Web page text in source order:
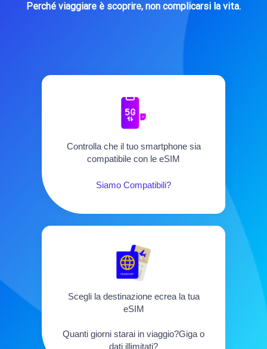
Perché viaggiare è scoprire, non complicarsi la vita.
Controlla che il tuo smartphone sia
compatibile con le eSIM
Siamo Compatibili?
Scegli la destinazione ecrea la tua
eSIM
Quanti giorni starai in viaggio?Giga o
dati illimitati?